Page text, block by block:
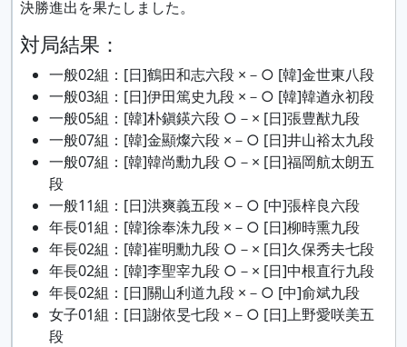
決勝進出を果たしました。
対局結果：
一般02組：[日]鶴田和志六段 ×－○ [韓]金世東八段
一般03組：[日]伊田篤史九段 ×－○ [韓]韓遒永初段
一般05組：[韓]朴鎭鍈六段 ○－× [日]張豊猷九段
一般07組：[韓]金顯燦六段 ×－○ [日]井山裕太九段
一般07組：[韓]韓尚勳九段 ○－× [日]福岡航太朗五
段
一般11組：[日]洪爽義五段 ×－○ [中]張梓良六段
年長01組：[韓]徐奉洙九段 ×－○ [日]柳時熏九段
年長02組：[韓]崔明勳九段 ○－× [日]久保秀夫七段
年長02組：[韓]李聖宰九段 ○－× [日]中根直行九段
年長02組：[日]關山利道九段 ×－○ [中]俞斌九段
女子01組：[日]謝依旻七段 ×－○ [日]上野愛咲美五
段